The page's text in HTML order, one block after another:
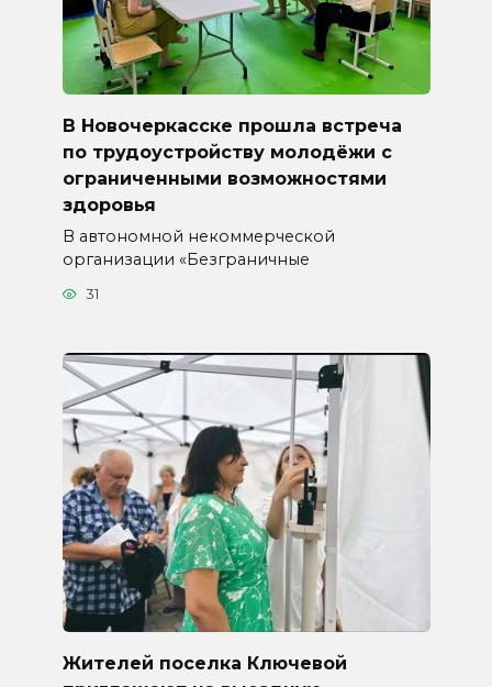
В Новочеркасске прошла встреча
по трудоустройству молодёжи с
ограниченными возможностями
здоровья
В автономной некоммерческой
организации «Безграничные
31
Жителей поселка Ключевой